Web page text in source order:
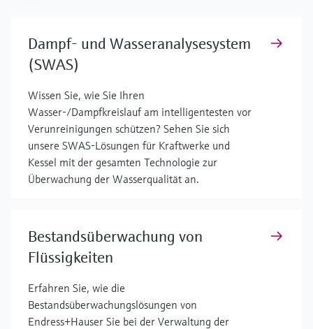
Dampf- und Wasseranalysesystem
(SWAS)
Wissen Sie, wie Sie Ihren
Wasser-/Dampfkreislauf am intelligentesten vor
Verunreinigungen schützen? Sehen Sie sich
unsere SWAS-Lösungen für Kraftwerke und
Kessel mit der gesamten Technologie zur
Überwachung der Wasserqualität an.
Bestandsüberwachung von
Flüssigkeiten
Erfahren Sie, wie die
Bestandsüberwachungslösungen von
Endress+Hauser Sie bei der Verwaltung der